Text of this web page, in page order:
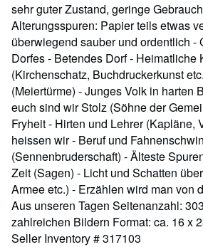
sehr guter Zustand, geringe
Alterungsspuren: Papier teils etwas
überwiegend sauber und ordentlich -
Dorfes - Betendes Dorf -
(Kirchenschatz, Buchdruckerkunst
(Meiertürme) - Junges Volk in harten
euch sind wir Stolz (Söhne der
Fryheit - Hirten und Lehrer (Kapläne,
heissen wir - Beruf und
(Sennenbruderschaft) - Älteste
Zeit (Sagen) - Licht und Schatten
Armee etc.) - Erzählen wird man von
Aus unseren Tagen Seitenanzahl:
zahlreichen Bildern Format: ca. 16 x
Seller Inventory # 317103